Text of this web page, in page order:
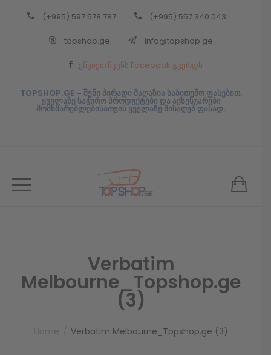
(+995) 597 578 787 (+995) 557 340 043
topshop.ge info@topshop.ge
ეწვიეთ ჩვენს Facebook გვერდს
TOPSHOP.GE – შენი პირადი მაღაზია საბითუმო ფასებით.
ყველაზე საჭირო პროდუქტები და აქსესუარები
მომხმარებლებისათვის ყველაზე მისაღებ ფასად.
Verbatim
Melbourne_Topshop.ge
(3)
Verbatim Melbourne_Topshop.ge (3)
Back